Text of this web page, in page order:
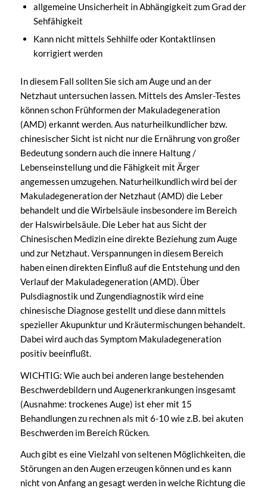
allgemeine Unsicherheit in Abhängigkeit zum Grad der
Sehfähigkeit
Kann nicht mittels Sehhilfe oder Kontaktlinsen
korrigiert werden
In diesem Fall sollten Sie sich am Auge und an der
Netzhaut untersuchen lassen. Mittels des Amsler-Testes
können schon Frühformen der Makuladegeneration
(AMD) erkannt werden. Aus naturheilkundlicher bzw.
chinesischer Sicht ist nicht nur die Ernährung von großer
Bedeutung sondern auch die innere Haltung /
Lebenseinstellung und die Fähigkeit mit Ärger
angemessen umzugehen. Naturheilkundlich wird bei der
Makuladegeneration der Netzhaut (AMD) die Leber
behandelt und die Wirbelsäule insbesondere im Bereich
der Halswirbelsäule. Die Leber hat aus Sicht der
Chinesischen Medizin eine direkte Beziehung zum Auge
und zur Netzhaut. Verspannungen in diesem Bereich
haben einen direkten Einfluß auf die Entstehung und den
Verlauf der Makuladegeneration (AMD). Über
Pulsdiagnostik und Zungendiagnostik wird eine
chinesische Diagnose gestellt und diese dann mittels
spezieller Akupunktur und Kräutermischungen behandelt.
Dabei wird auch das Symptom Makuladegeneration
positiv beeinflußt.
WICHTIG: Wie auch bei anderen lange bestehenden
Beschwerdebildern und Augenerkrankungen insgesamt
(Ausnahme: trockenes Auge) ist eher mit 15
Behandlungen zu rechnen als mit 6-10 wie z.B. bei akuten
Beschwerden im Bereich Rücken.
Auch gibt es eine Vielzahl von seltenen Möglichkeiten, die
Störungen an den Augen erzeugen können und es kann
nicht von Anfang an gesagt werden in welche Richtung die